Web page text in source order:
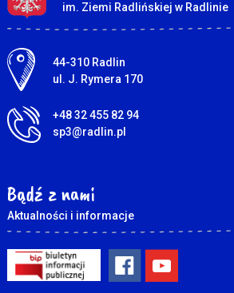
im. Ziemi Radlińskiej w Radlinie
Adres pocztowy:
44-310 Radlin
ul. J. Rymera 170
+48 32 455 82 94
sp3@radlin.pl
Bądź z nami
Aktualności i informacje